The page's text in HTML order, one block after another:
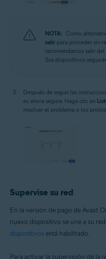
NOTA: Como
salir para proceder sin
recomendamos salir
Sus dispositivos
Después de seguir las
es ahora segura. Haga clic en
resolver el problema o los
Supervise su red
En la versión de pago de Avast
nuevo dispositivo se une a su red
dispositivos está habilitado.
Para activar la supervisión de la